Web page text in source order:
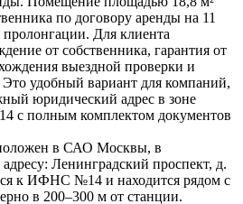
по договору аренды на 11
Для клиента
от собственника, гарантия от
выездной проверки и
удобный вариант для компаний,
юридический адрес в зоне
с полным комплектом документов
в САО Москвы, в
Ленинградский проспект, д.
к ИФНС №14 и находится рядом с
в 200–300 м от станции.